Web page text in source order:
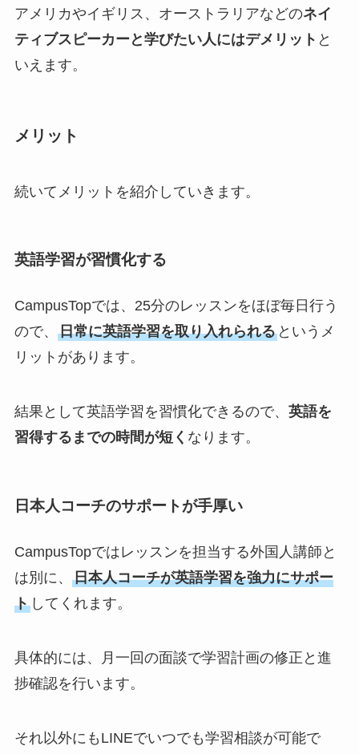
アメリカやイギリス、オーストラリアなどのネイ
ティブスピーカーと学びたい人にはデメリット と
いえます。
メリット
続いてメリットを紹介していきます。
英語学習が習慣化する
CampusTopでは、25分のレッスンをほぼ毎日行う
ので、 日常に英語学習を取り入れられるというメ
リットがあります。
結果として英語学習を習慣化できるので、 英語を
習得するまでの時間が短く なります。
日本人コーチのサポートが手厚い
CampusTopではレッスンを担当する外国人講師と
は別に、 日本人コーチが英語学習を強力にサポー
トしてくれます。
具体的には、月一回の面談で学習計画の修正と進
捗確認を行います。
それ以外にもLINEでいつでも学習相談が可能で